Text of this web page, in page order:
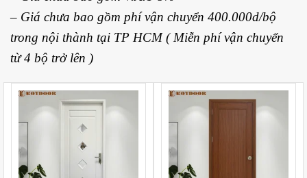
– Giá chưa bao gồm phí vận chuyển 400.000d/bộ
trong nội thành tại TP HCM ( Miễn phí vận chuyển
từ 4 bộ trở lên )